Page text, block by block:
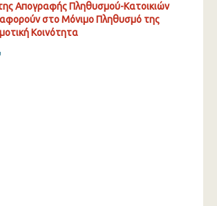
Απογραφής Πληθυσμού-Κατοικιών
στο Μόνιμο Πληθυσμό της
Κοινότητα